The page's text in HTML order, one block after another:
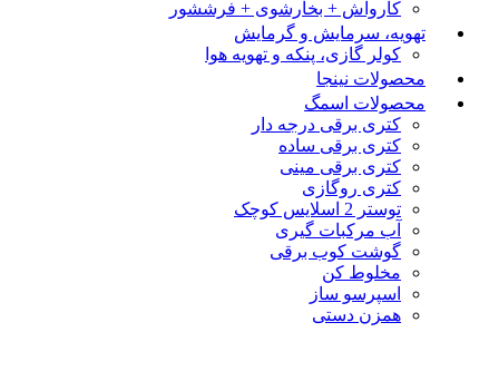
کارواش + بخارشوی + فرششور
تهویه، سرمایش و گرمایش
کولر گازی، پنکه و تهویه هوا
محصولات نینجا
محصولات اسمگ
کتری برقی درجه دار
کتری برقی ساده
کتری برقی مینی
کتری روگازی
توستر 2 اسلایس کوچک
آب مرکبات گیری
گوشت کوب برقی
مخلوط کن
اسپرسو ساز
همزن دستی